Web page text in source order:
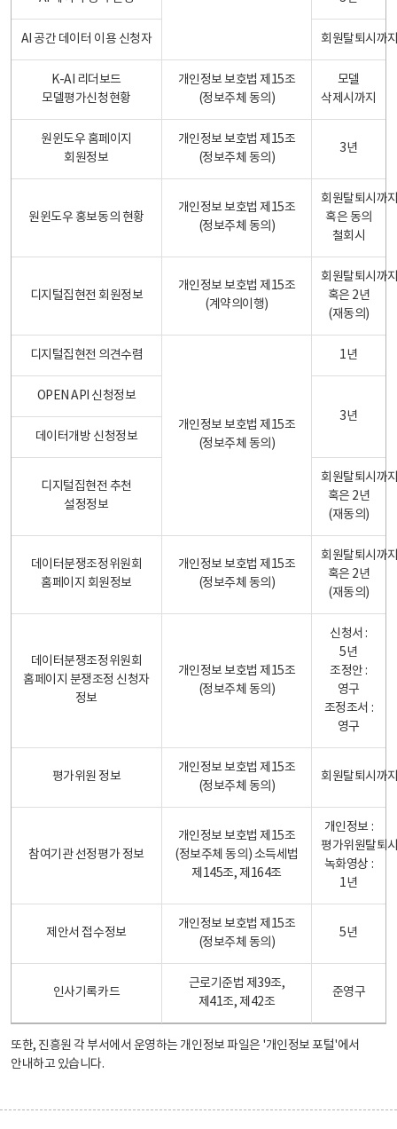
AI 공간 데이터 이용 신청자 회원탈퇴시까
K-AI 리더보드
모델평가신청현황
개인정보 보호법 제15조
(정보주체 동의)
모델
삭제시까지
원윈도우 홈페이지
회원정보
개인정보 보호법 제15조
(정보주체 동의)
3년
원윈도우 홍보동의 현황
개인정보 보호법 제15조
(정보주체 동의)
회원탈퇴시까
혹은 동의
철회시
디지털집현전 회원정보
개인정보 보호법 제15조
(계약의이행)
회원탈퇴시까
혹은 2년
(재동의)
디지털집현전 의견수렴
개인정보 보호법 제15조
(정보주체 동의)
1년
OPEN API 신청정보
3년
데이터개방 신청정보
디지털집현전 추천
설정정보
회원탈퇴시까
혹은 2년
(재동의)
데이터분쟁조정위원회
홈페이지 회원정보
개인정보 보호법 제15조
(정보주체 동의)
회원탈퇴시까
혹은 2년
(재동의)
데이터분쟁조정위원회
홈페이지 분쟁조정 신청자
정보
개인정보 보호법 제15조
(정보주체 동의)
신청서 :
5년
조정안 :
영구
조정조서 :
영구
평가위원 정보
개인정보 보호법 제15조
(정보주체 동의)
회원탈퇴시까
참여기관 선정평가 정보
개인정보 보호법 제15조
(정보주체 동의) 소득세법
제145조, 제164조
개인정보 :
평가위원탈퇴
녹화영상 :
1년
제안서 접수정보
개인정보 보호법 제15조
(정보주체 동의)
5년
인사기록카드
근로기준법 제39조,
제41조, 제42조
준영구
또한, 진흥원 각 부서에서 운영하는 개인정보 파일은 '개인정보 포털'에서
안내하고 있습니다.